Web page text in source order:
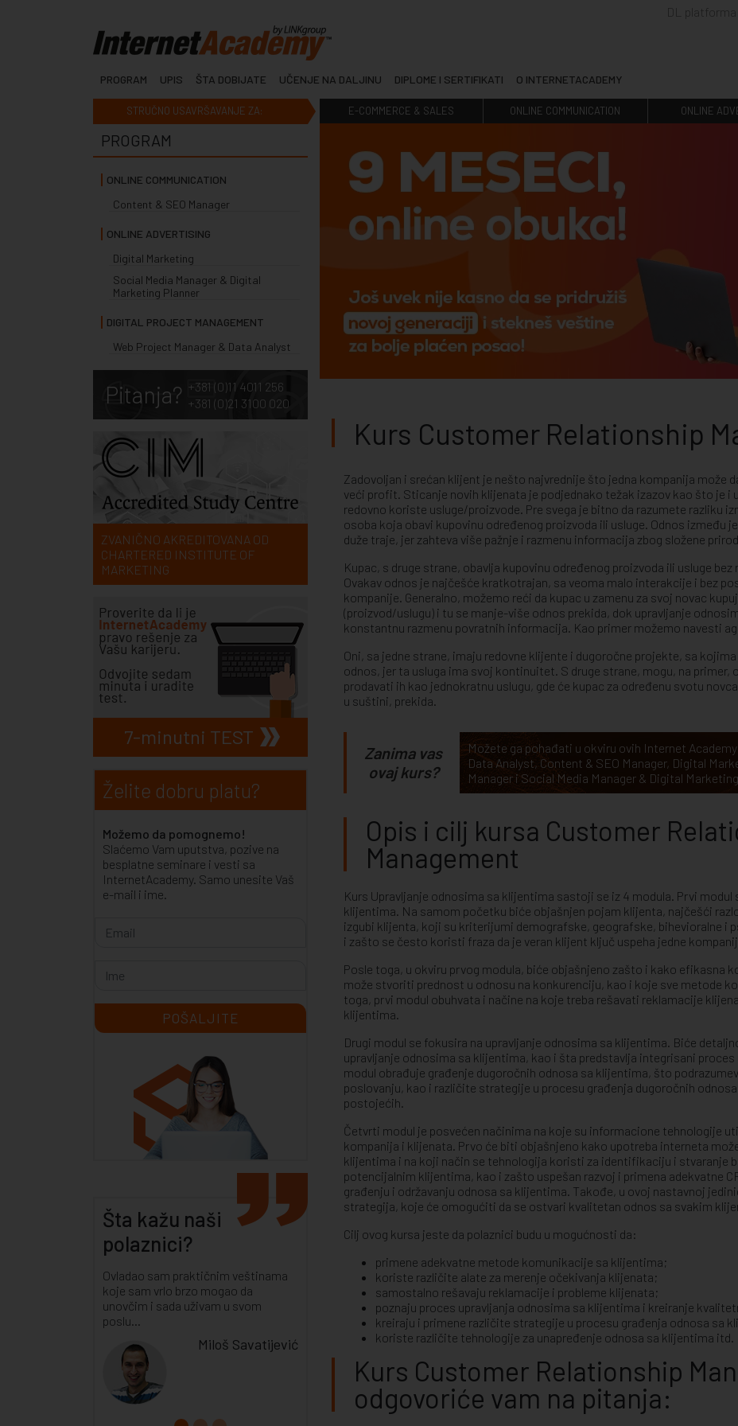
DL platforma
PROGRAM UPIS ŠTA DOBIJATE UČENJE NA DALJINU DIPLOME I SERTIFIKATI O INTERNETACADEMY
STRUČNO USAVRŠAVANJE ZA: E-COMMERCE & SALES ONLINE COMMUNICATION ONLINE
PROGRAM
ONLINE COMMUNICATION
Content & SEO Manager
ONLINE ADVERTISING
Digital Marketing
Social Media Manager & Digital
Marketing Planner
DIGITAL PROJECT MANAGEMENT
Web Project Manager & Data Analyst
Pitanja? +381 (0)11 4011 256
+381 (0)21 3100 020
ZVANIČNO AKREDITOVANA OD
CHARTERED INSTITUTE OF
MARKETING
7-minutni TEST
Želite dobru platu?
Možemo da pomognemo!
Slaćemo Vam uputstva, pozive na
besplatne seminare i vesti sa
InternetAcademy. Samo unesite Vaš
e-mail i ime.
Šta kažu naši
polaznici?
Ovladao sam praktičnim veštinama
koje sam vrlo brzo mogao da
unovčim i sada uživam u svom
poslu...
Miloš Savatijević
Kurs Customer Relationship
Zadovoljan i srećan klijent je nešto najvrednije što jedna kompanija može
veći profit. Sticanje novih klijenata je podjednako težak izazov kao što je i
redovno koriste usluge/proizvode. Pre svega je bitno da razumete razliku
osoba koja obavi kupovinu određenog proizvoda ili usluge. Odnos između
duže traje, jer zahteva više pažnje i razmenu informacija zbog složene
Kupac, s druge strane, obavlja kupovinu određenog proizvoda ili usluge
Ovakav odnos je najčešće kratkotrajan, sa veoma malo interakcije i bez
kompanije. Generalno, možemo reći da kupac u zamenu za svoj novac
(proizvod/uslugu) i tu se manje-više odnos prekida, dok upravljanje
konstantnu razmenu povratnih informacija. Kao primer možemo navesti
Oni, sa jedne strane, imaju redovne klijente i dugoročne projekte, sa
odnos, jer ta usluga ima svoj kontinuitet. S druge strane, mogu, na
prodavati ih kao jednokratnu uslugu, gde će kupac za određenu svotu
u suštini, prekida.
Zanima vas
ovaj kurs?
Možete ga pohađati u okviru ovih Internet
Data Analyst, Content & SEO Manager, Digital
Manager i Social Media Manager & Digital
Opis i cilj kursa Customer
Management
Kurs Upravljanje odnosima sa klijentima sastoji se iz 4 modula. Prvi
klijentima. Na samom početku biće objašnjen pojam klijenta, najčešći
izgubi klijenta, koji su kriterijumi demografske, geografske, bihevioralne i
i zašto se često koristi fraza da je veran klijent ključ uspeha jedne
Posle toga, u okviru prvog modula, biće objašnjeno zašto i kako efikasna
može stvoriti prednost u odnosu na konkurenciju, kao i koje sve metode
toga, prvi modul obuhvata i načine na koje treba rešavati reklamacije
klijentima.
Drugi modul se fokusira na upravljanje odnosima sa klijentima. Biće
upravljanje odnosima sa klijentima, kao i šta predstavlja integrisani
modul obrađuje građenje dugoročnih odnosa sa klijentima, što
poslovanju, kao i različite strategije u procesu građenja dugoročnih
postojećih.
Četvrti modul je posvećen načinima na koje su informacione tehnologije
kompanija i klijenata. Prvo će biti objašnjeno kako upotreba interneta
klijentima i na koji način se tehnologija koristi za identifikaciju i stvaranje
potencijalnim klijentima, kao i zašto uspešan razvoj i primena adekvatne
građenju i održavanju odnosa sa klijentima. Takođe, u ovoj nastavnoj
strategija, koje će omogućiti da se ostvari kvalitetan odnos sa svakim
Cilj ovog kursa jeste da polaznici budu u mogućnosti da:
primene adekvatne metode komunikacije sa klijentima;
koriste različite alate za merenje očekivanja klijenata;
samostalno rešavaju reklamacije i probleme klijenata;
poznaju proces upravljanja odnosima sa klijentima i kreiranje
kreiraju i primene različite strategije u procesu građenja odnosa sa
koriste različite tehnologije za unapređenje odnosa sa klijentima itd.
Kurs Customer Relationship
odgovoriće vam na pitanja: